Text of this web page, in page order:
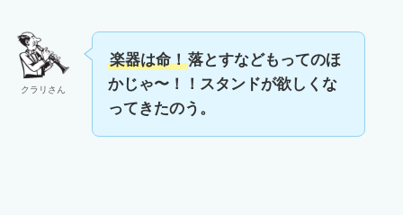
クラリさん
楽器は命！落とすなどもってのほ
かじゃ〜！！スタンドが欲しくな
ってきたのう。